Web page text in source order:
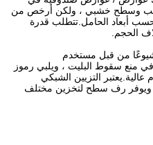
وسطح خشبي ، ولكن أرخص من
أبعاد الحامل.تتطلب قدرة
الحجم.
من قبل مستخدم
منع سقوط البليت ، ويلبي رموز
عالية.يعتبر التزيين الشبكي
ويوفر رف سطح لتخزين مختلف